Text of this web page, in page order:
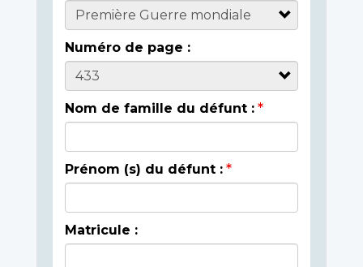
Numéro de page :
Nom de famille du défunt :
Prénom (s) du défunt :
Matricule :